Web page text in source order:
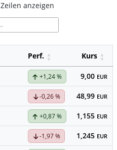
Zeilen anzeigen
Perf. Kurs
+1,24 % 9,00 EUR
-0,26 % 48,99 EUR
+0,87 % 1,155 EUR
-1,97 % 1,245 EUR